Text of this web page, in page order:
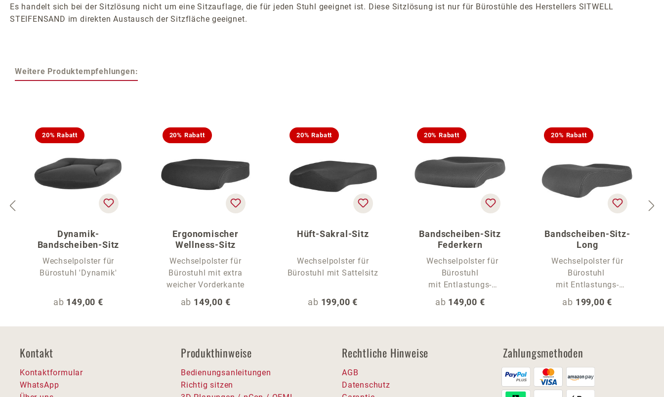
Es handelt sich bei der Sitzlösung nicht um eine Sitzauflage, die für jeden Stuhl geeignet ist. Diese Sitzlösung ist nur für Bürostühle des Herstellers SITWELL
STEIFENSAND im direkten Austausch der Sitzfläche geeignet.
Weitere Produktempfehlungen:
20% Rabatt
Dynamik-
Bandscheiben-Sitz
Wechselpolster für
Bürostuhl 'Dynamik'
Regulärer Preis:
ab 149,00 €
20% Rabatt
Ergonomischer
Wellness-Sitz
Wechselpolster für
Bürostuhl mit extra
weicher Vorderkante
Regulärer Preis:
ab 149,00 €
20% Rabatt
Hüft-Sakral-Sitz
Wechselpolster für
Bürostuhl mit Sattelsitz
Regulärer Preis:
ab 199,00 €
20% Rabatt
Bandscheiben-Sitz
Federkern
Wechselpolster für
Bürostuhl
mit Entlastungs-
Regulärer Preis:
ab 149,00 €
20% Rabatt
Bandscheiben-Sitz-
Long
Wechselpolster für
Bürostuhl
mit Entlastungs-
Sitzwelle und extra
langer Sitzfläche
Regulärer Preis:
ab 199,00 €
Kontakt
Kontaktformular
WhatsApp
Produkthinweise
Bedienungsanleitungen
Richtig sitzen
Rechtliche Hinweise
AGB
Datenschutz
Zahlungsmethoden